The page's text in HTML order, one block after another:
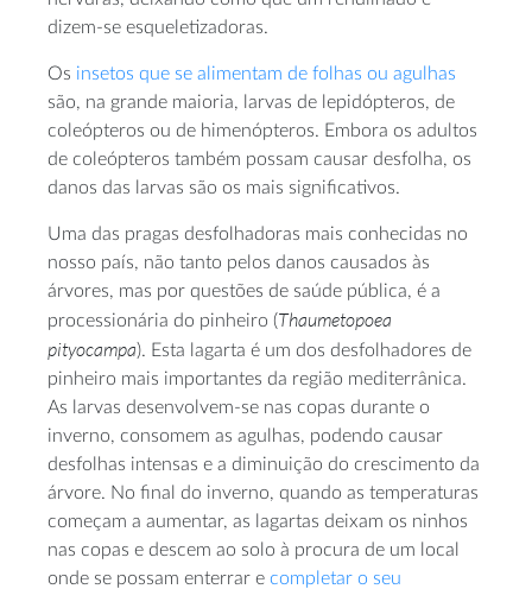
dizem-se esqueletizadoras.
Os insetos que se alimentam de folhas ou agulhas
são, na grande maioria, larvas de lepidópteros, de
coleópteros ou de himenópteros. Embora os adultos
de coleópteros também possam causar desfolha, os
danos das larvas são os mais significativos.
Uma das pragas desfolhadoras mais conhecidas no
nosso país, não tanto pelos danos causados às
árvores, mas por questões de saúde pública, é a
processionária do pinheiro (Thaumetopoea
pityocampa). Esta lagarta é um dos desfolhadores de
pinheiro mais importantes da região mediterrânica.
As larvas desenvolvem-se nas copas durante o
inverno, consomem as agulhas, podendo causar
desfolhas intensas e a diminuição do crescimento da
árvore. No final do inverno, quando as temperaturas
começam a aumentar, as lagartas deixam os ninhos
nas copas e descem ao solo à procura de um local
onde se possam enterrar e completar o seu